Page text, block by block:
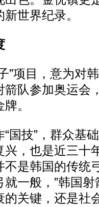
世界纪录。
项目，意为对
队参加奥运会
。
技”，群众基
，也是近三十
是韩国的传统
一般，”韩国
关键，还是社